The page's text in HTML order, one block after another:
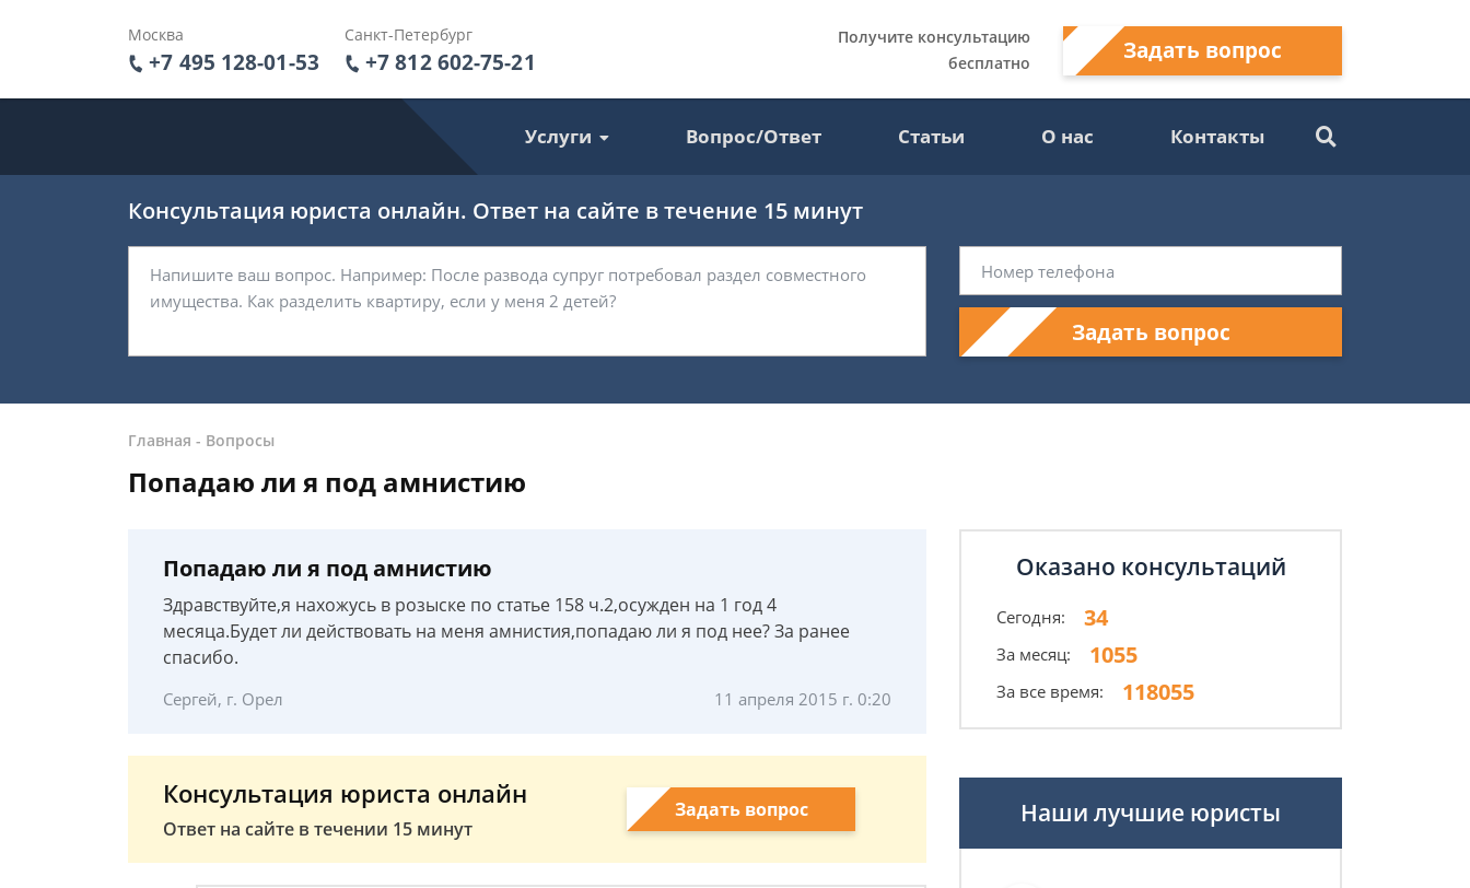
Москва
+7 495 128-01-53
Санкт-Петербург
+7 812 602-75-21
Получите консультацию
бесплатно
Задать вопрос
Услуги Вопрос/Ответ Статьи О нас Контакты
Консультация юриста онлайн. Ответ на сайте в течение 15 минут
Задать вопрос
Главная - Вопросы
Попадаю ли я под амнистию
Попадаю ли я под амнистию
Здравствуйте,я нахожусь в розыске по статье 158 ч.2,осужден на 1 год 4
месяца.Будет ли действовать на меня амнистия,попадаю ли я под нее? За ранее
спасибо.
Сергей, г. Орел 11 апреля 2015 г. 0:20
Консультация юриста онлайн
Ответ на сайте в течении 15 минут
Задать вопрос
Оказано консультаций
Сегодня: 34
За месяц: 1055
За все время: 118055
Наши лучшие юристы